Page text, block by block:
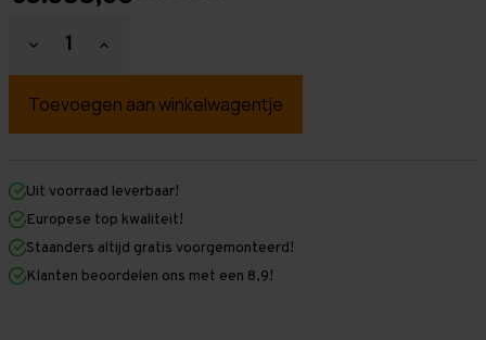
Hoeveelheid
verlagen
Palletstelling
mm
mm
x
1.100
mm
-
Hoeveelheid
verhogen
Palletstelling
mm
mm
1.100
mm
(HxLxD)
-
Uit voorraad leverbaar!
Europese top kwaliteit!
Staanders altijd gratis voorgemonteerd!
Klanten beoordelen ons met een 8,9!